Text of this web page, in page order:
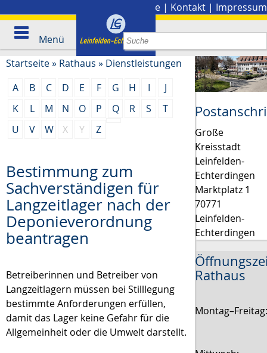
Presse | Kontakt | Impressum
Menü
Startseite» Rathaus » Dienstleistungen
A
B C D E F G H I
J
K
L M N O P Q R S
T
U
V W X Y Z
Bestimmung zum
Sachverständigen für
Langzeitlager nach der
Deponieverordnung
beantragen
Betreiberinnen und Betreiber von
Langzeitlagern müssen bei Stilllegung
bestimmte Anforderungen erfüllen,
damit das Lager keine Gefahr für die
Allgemeinheit oder die Umwelt darstellt.
Große
Kreisstadt
Leinfelden-
Echterdingen
Marktplatz 1
70771
Leinfelden-
Echterdingen
Rathaus